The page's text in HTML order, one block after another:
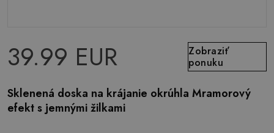
39.99 EUR
Zobraziť
ponuku
Sklenená doska na krájanie okrúhla Mramorový
efekt s jemnými žilkami